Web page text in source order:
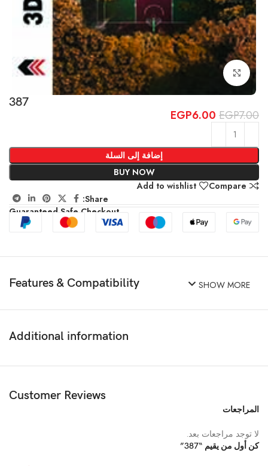
Click to enlarge
387
EGP7.00
EGP6.00
إضافة إلى السلة
BUY NOW
Compare
Add to wishlist
Share:
Guaranteed Safe Checkout
Features & Compatibility SHOW MORE
Additional information
Customer Reviews
المراجعات
لا توجد مراجعات بعد.
كن أول من يقيم “387”